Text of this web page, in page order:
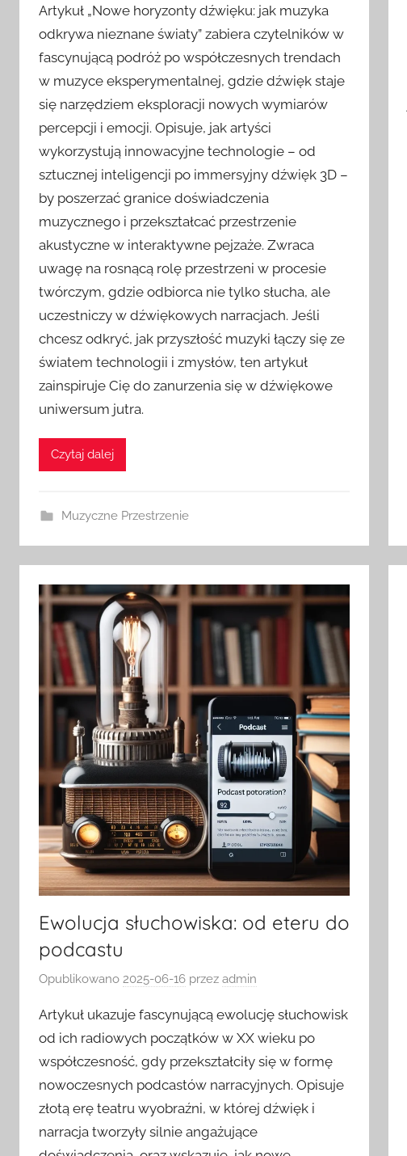
Artykuł „Nowe horyzonty dźwięku: jak muzyka
odkrywa nieznane światy” zabiera czytelników w
fascynującą podróż po współczesnych trendach
w muzyce eksperymentalnej, gdzie dźwięk staje
się narzędziem eksploracji nowych wymiarów
percepcji i emocji. Opisuje, jak artyści
wykorzystują innowacyjne technologie – od
sztucznej inteligencji po immersyjny dźwięk 3D –
by poszerzać granice doświadczenia
muzycznego i przekształcać przestrzenie
akustyczne w interaktywne pejzaże. Zwraca
uwagę na rosnącą rolę przestrzeni w procesie
twórczym, gdzie odbiorca nie tylko słucha, ale
uczestniczy w dźwiękowych narracjach. Jeśli
chcesz odkryć, jak przyszłość muzyki łączy się ze
światem technologii i zmysłów, ten artykuł
zainspiruje Cię do zanurzenia się w dźwiękowe
uniwersum jutra.
Czytaj dalej
Muzyczne Przestrzenie
Ewolucja słuchowiska: od eteru do
podcastu
Opublikowano 2025-06-16 przez admin
Artykuł ukazuje fascynującą ewolucję słuchowisk
od ich radiowych początków w XX wieku po
współczesność, gdy przekształciły się w formę
nowoczesnych podcastów narracyjnych. Opisuje
złotą erę teatru wyobraźni, w której dźwięk i
narracja tworzyły silnie angażujące